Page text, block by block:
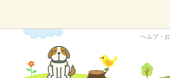
ヘルプ・